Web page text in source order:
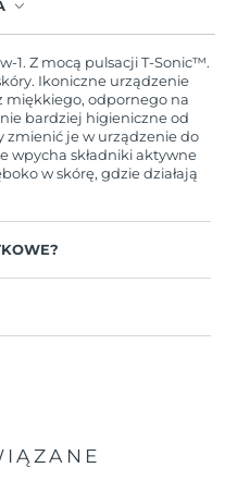
w ciągu 2 lat
wymieni produkt.
1. Z mocą pulsacji T-Sonic™.
Ikoniczne urządzenie
miękkiego, odpornego na
bardziej higieniczne od
zmienić je w urządzenie do
wpycha składniki aktywne
w skórę, gdzie działają
makijażu.
porach nieczystości,
delikatnie usuwają